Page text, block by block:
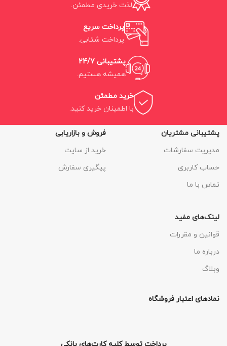
لذت خریدی مطمئن.
پرداخت سریع
پرداخت شتابی.
پشتیبانی 24/7
همیشه هستیم.
خرید مطمئن
با اطمینان خرید کنید.
پشتیبانی مشتریان
مدیریت سفارشات
حساب کاربری
تماس با ما
فروش و بازاریابی
خرید از سایت
پیگیری سفارش
لینک‌های مفید
قوانین و مقررات
درباره ما
وبلاگ
نمادهای اعتبار فروشگاه